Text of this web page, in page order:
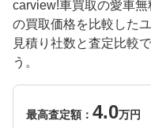
carview!車買取の愛車
の買取価格を比較した
見積り社数と査定比較
う。
最高査定額： 4.0万円